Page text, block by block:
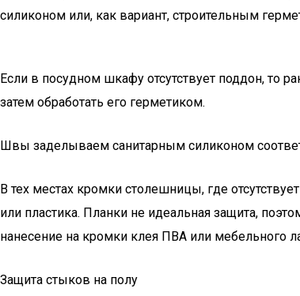
силиконом или, как вариант, строительным
Если в посудном шкафу отсутствует поддон, то
затем обработать его герметиком.
Швы заделываем санитарным силиконом
В тех местах кромки столешницы, где
или пластика. Планки не идеальная защита,
нанесение на кромки клея ПВА или мебельного
Защита стыков на полу